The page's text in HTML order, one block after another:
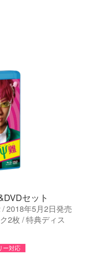
セット
2018年5月2日発売
2枚 / 特典ディス
ー対応